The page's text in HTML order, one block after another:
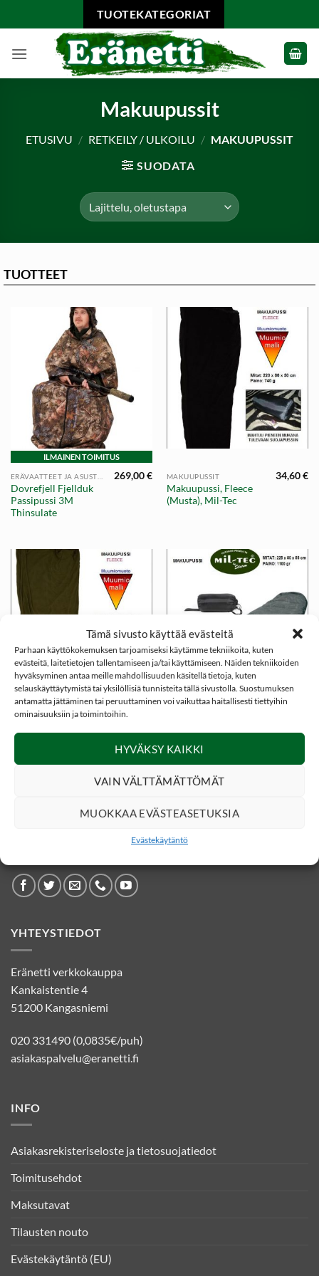
Tämä sivusto käyttää evästeitä
Parhaan käyttökokemuksen tarjoamiseksi käytämme tekniikoita, kuten
evästeitä, laitetietojen tallentamiseen ja/tai käyttämiseen. Näiden tekniikoiden
hyväksyminen antaa meille mahdollisuuden käsitellä tietoja, kuten
selauskäyttäytymistä tai yksilöllisiä tunnisteita tällä sivustolla. Suostumuksen
antamatta jättäminen tai peruuttaminen voi vaikuttaa haitallisesti tiettyihin
ominaisuuksiin ja toimintoihin.
HYVÄKSY KAIKKI
VAIN VÄLTTÄMÄTTÖMÄT
MUOKKAA EVÄSTEASETUKSIA
Evästekäytäntö
to
TUOTEKATEGORIAT
Makuupussit
ETUSIVU / RETKEILY / ULKOILU / MAKUUPUSSIT
SUODATA
TUOTTEET
ILMAINEN TOIMITUS
ERÄVAATTEET JA ASUSTEET
Dovrefjell Fjellduk
Passipussi 3M
Thinsulate
269,00€ MAKUUPUSSIT
Makuupussi, Fleece
(Musta), Mil-Tec
34,60€
MAKUUPUSSIT
Makuupussi, Fleece
30,50
Kolmen vuodenajan
makuupussi, Mil-Tec
NATO, Musta
SOSIAALINEN MEDIA
YHTEYSTIEDOT
Eränetti verkkokauppa
Kankaistentie 4
51200 Kangasniemi
020 331490 (0,0835€/puh)
asiakaspalvelu@eranetti.fi
INFO
Asiakasrekisteriseloste ja tietosuojatiedot
Toimitusehdot
Maksutavat
Tilausten nouto
Evästekäytäntö (EU)